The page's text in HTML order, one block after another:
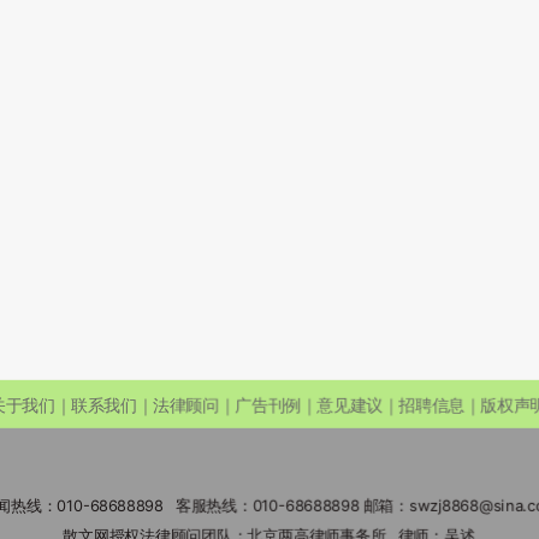
热线：010-68688898 客服热线：010-68688898 邮箱：
散文网授权法律顾问团队：北京两高律师事务所 律师：吴述
于我们｜联系我们｜法律顾问｜广告刊例｜意见建议｜招聘信息｜版权声